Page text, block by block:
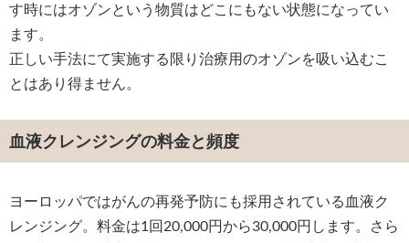
す時にはオゾンという物質はどこにもない状態になってい
ます。
正しい手法にて実施する限り治療用のオゾンを吸い込むこ
とはあり得ません。
血液クレンジングの料金と頻度
ヨーロッパではがんの再発予防にも採用されている血液ク
レンジング。料金は1回20,000円から30,000円します。さら